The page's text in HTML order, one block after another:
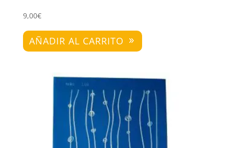
9,00€
AÑADIR AL CARRITO